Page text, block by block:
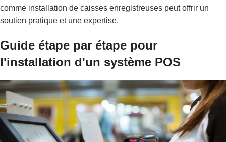
comme installation de caisses enregistreuses peut offrir un
soutien pratique et une expertise.
Guide étape par étape pour
l'installation d'un système POS